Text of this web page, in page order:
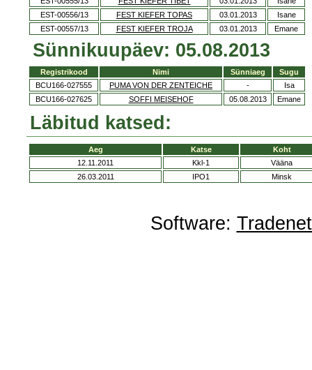
EST-00556/13
FEST KIEFER TOPAS 03.01.2013
Isane
EST-00557/13
FEST KIEFER TROJA 03.01.2013 Emane
Sünnikuupäev: 05.08.2013
Registrikood Nimi Sünniaeg
Sugu
BCU166-027555
PUMA VON DER ZENTEICHE -
Isa
BCU166-027625
SOFFI MEISEHOF 05.08.2013 Emane
Läbitud katsed:
Aeg Katse
Koht
12.11.2011
Kkl-1
Vääna
26.03.2011
IPO1 Minsk
Software: